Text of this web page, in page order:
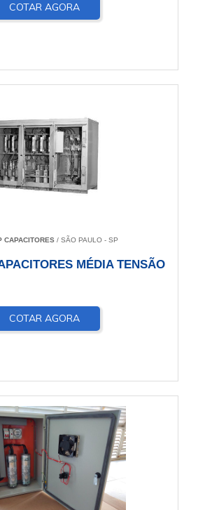
COTAR AGORA
CAPACITORES/ SÃO PAULO - SP
MÉDIA TENSÃO
COTAR AGORA